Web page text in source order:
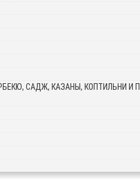
САДЖ, КАЗАНЫ, КОПТИЛЬНИ И